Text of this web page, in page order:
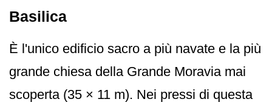
Basilica
È l'unico edificio sacro a più navate e la più
grande chiesa della Grande Moravia mai
scoperta (35 × 11 m). Nei pressi di questa